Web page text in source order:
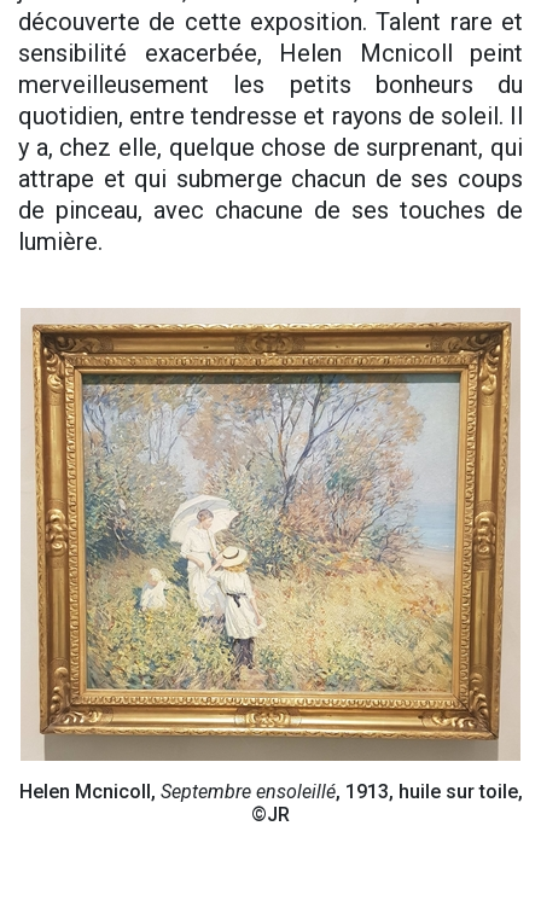
découverte de cette exposition. Talent rare et
sensibilité exacerbée, Helen Mcnicoll peint
merveilleusement les petits bonheurs du
quotidien, entre tendresse et rayons de soleil. Il
y a, chez elle, quelque chose de surprenant, qui
attrape et qui submerge chacun de ses coups
de pinceau, avec chacune de ses touches de
lumière.
Helen Mcnicoll, Septembre ensoleillé, 1913, huile sur toile,
©JR